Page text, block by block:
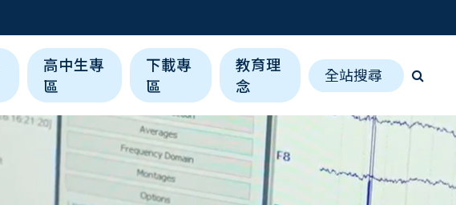
高中生專
區
下載專
區
教育理
念
全站搜尋